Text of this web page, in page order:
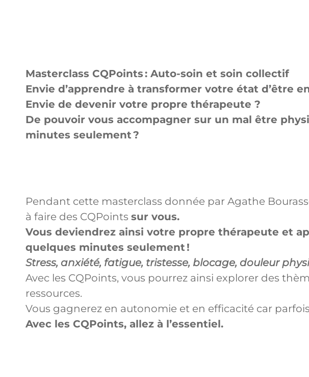
Masterclass CQPoints : Auto-soin et soin collectif
Envie d’apprendre à transformer votre état d’être
Envie de devenir votre propre thérapeute ?
De pouvoir vous accompagner sur un mal être
minutes seulement ?
Pendant cette masterclass donnée par Agathe
à faire des CQPoints sur vous.
Vous deviendrez ainsi votre propre thérapeute et
quelques minutes seulement !
Stress, anxiété, fatigue, tristesse, blocage, douleur
Avec les CQPoints, vous pourrez ainsi explorer des
ressources.
Vous gagnerez en autonomie et en efficacité car
Avec les CQPoints, allez à l’essentiel.